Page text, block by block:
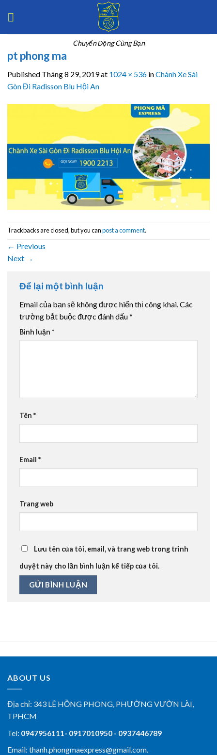
Chuyển Động Cùng Bạn
pt phong ma
Published Tháng 8 29, 2019at 1024 × 536 inChành Xe Sài
Gòn Đi Radisson Blu Hội An
Trackbacks are closed, but you canpost a comment.
← Previous
Next →
Để lại một bình luận
Email của bạn sẽ không được hiển thị công khai. Các
trường bắt buộc được đánh dấu*
Bình luận *
Tên *
Email *
Trang web
Lưu tên của tôi, email, và trang web trong trình
duyệt này cho lần bình luận kế tiếp của tôi.
ABOUT US
Địa chỉ: 343 LÊ HỒNG PHONG, PHƯỜNG VƯỜN LÀI,
TPHCM
Tel: 0947956111- 0917010950 - 0937446789
Email: thanh.phongmaexpress@gmail.com.